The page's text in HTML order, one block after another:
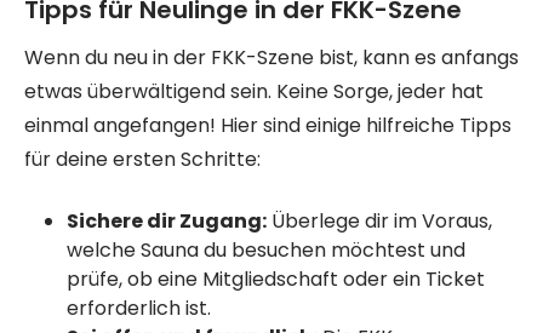
Tipps für Neulinge in der FKK-Szene
Wenn du neu in der FKK-Szene bist, kann es anfangs
etwas überwältigend sein. Keine Sorge, jeder hat
einmal angefangen! Hier sind einige hilfreiche Tipps
für deine ersten Schritte:
Sichere dir Zugang: Überlege dir im Voraus,
welche Sauna du besuchen möchtest und
prüfe, ob eine Mitgliedschaft oder ein Ticket
erforderlich ist.